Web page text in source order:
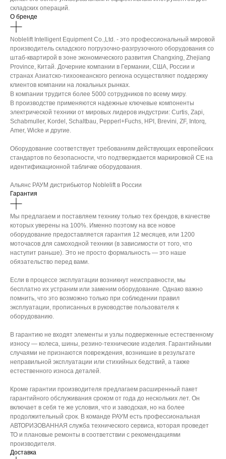
складских операций.
О бренде
Noblelift Intelligent Equipment Co.,Ltd. - это профессиональный мировой
производитель складского погрузочно-разгрузочного оборудования со
штаб-квартирой в зоне экономического развития Changxing, Zhejiang
Province, Китай. Дочерние компании в Германии, США, России и
странах Азиатско-тихоокеанского региона осуществляют поддержку
клиентов компании на локальных рынках.
В компании трудится более 5000 сотрудников по всему миру.
В производстве применяются надежные ключевые компоненты
электрической техники от мировых лидеров индустрии: Curtis, Zapi,
Schabmuller, Kordel, Schaltbau, Pepperl+Fuchs, HPI, Brevini, ZF, Intorq,
Amer, Wicke и другие.
Оборудование соответствует требованиям действующих европейских
стандартов по безопасности, что подтверждается маркировкой СЕ на
идентификационной табличке оборудования.
Альянс РАУМ дистрибьютор Noblelift в России
Гарантия
Мы предлагаем и поставляем технику только тех брендов, в качестве
которых уверены на 100%. Именно поэтому на все новое
оборудование предоставляется гарантия 12 месяцев, или 1200
моточасов для самоходной техники (в зависимости от того, что
наступит раньше). Это не просто формальность — это наше
обязательство перед вами.
Если в процессе эксплуатации возникнут неисправности, мы
бесплатно их устраним или заменим оборудование. Однако важно
помнить, что это возможно только при соблюдении правил
эксплуатации, прописанных в руководстве пользователя к
оборудованию.
В гарантию не входят элементы и узлы подверженные естественному
износу — колеса, шины, резино-технические изделия. Гарантийными
случаями не признаются повреждения, возникшие в результате
неправильной эксплуатации или стихийных бедствий, а также
естественного износа деталей.
Кроме гарантии производителя предлагаем расширенный пакет
гарантийного обслуживания сроком от года до нескольких лет. Он
включает в себя те же условия, что и заводская, но на более
продолжительный срок. В команде РАУМ есть профессиональная
АВТОРИЗОВАННАЯ служба технического сервиса, которая проведет
ТО и плановые ремонты в соответствии с рекомендациями
производителя.
Доставка